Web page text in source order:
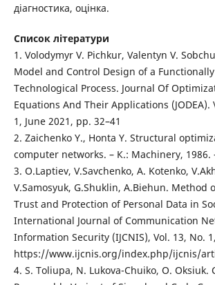
діагностика, оцінка.
Список літератури
1. Volodymyr V. Pichkur, Valentyn V.
Model and Control Design of a
Technological Process. Journal Of
Equations And Their Applications (JODEA).
1, June 2021, pp. 32–41
2. Zaichenko Y., Honta Y. Structural
computer networks. – К.: Machinery, 1986.
3. O.Laptiev, V.Savchenko, A. Kotenko,
V.Samosyuk, G.Shuklin, A.Biehun. Method
Trust and Protection of Personal Data in
International Journal of Communication
Information Security (IJCNIS), Vol. 13, No.
https://www.ijcnis.org/index.php/ijcnis/
4. S. Toliupa, N. Lukova-Chuiko, O. Oksiuk.